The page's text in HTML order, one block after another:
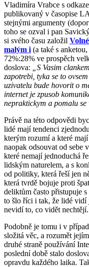
Vladimíra Vrabce s
publikovaný v časopise
stejnými argumenty
toho se ozval i pan
si svého času založil
malým i (a také s
72%:28% ve prospěch
doslova:
„S Vasim
zapotrebi, tyka se to
uzivatelu bude hovorit o
internet je zpusob
nepraktickym a pomalu
Právě na této odpovědi
lidé mají tendenci
kterým rozumí a které mají
naopak odsouvat od sebe
které nemají jednoduchá
lidským naturelem, a s
od politiky, která řeší jen
která tvrdě bojuje proti
deliktům často přistupuje
to šlo říci i tak, že lidé vidí
nevidí to, co vidět nechtějí.
Podobně je tomu i v
složitá věc, a rozumět
druhé straně používání
poslední době stalo
opravdu každého laika.